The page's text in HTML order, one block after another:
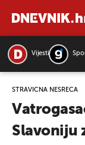
Vijesti
STRAVIČNA NESREĆA
Slavoniju
PRETRAŽITE